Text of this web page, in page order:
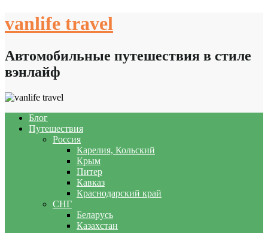
to
vanlife travel
Автомобильные путешествия в стиле
вэнлайф
Блог
Путешествия
Россия
Карелия, Кольский
Крым
Питер
Кавказ
Краснодарский край
СНГ
Беларусь
Казахстан